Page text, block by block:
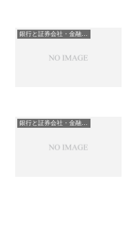
銀行と証券会社・金融商品
銀行と証券会社・金融商品